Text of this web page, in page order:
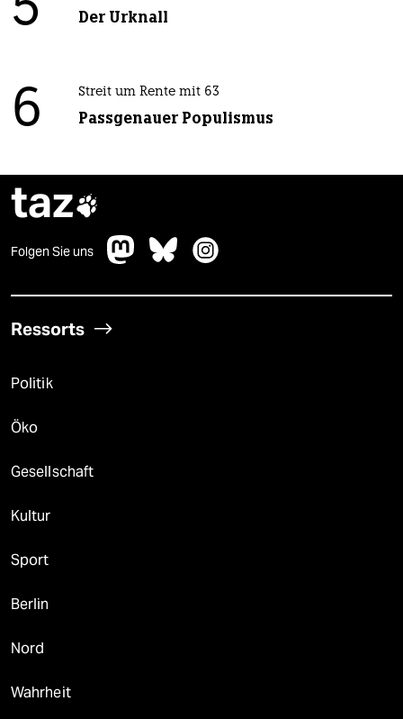
5 Der Urknall
6 Streit um Rente mit 63
Passgenauer Populismus
taz
Folgen Sie uns
Ressorts
Politik
Öko
Gesellschaft
Kultur
Sport
Berlin
Nord
Wahrheit